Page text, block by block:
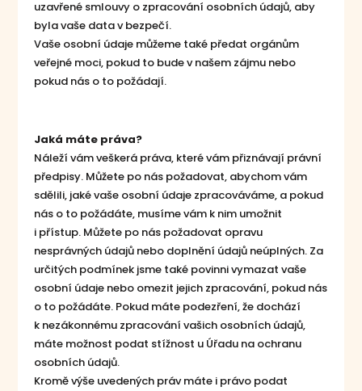
uzavřené smlouvy o zpracování osobních údajů, aby
byla vaše data v bezpečí.
Vaše osobní údaje můžeme také předat orgánům
veřejné moci, pokud to bude v našem zájmu nebo
pokud nás o to požádají.
Jaká máte práva?
Náleží vám veškerá práva, které vám přiznávají právní
předpisy. Můžete po nás požadovat, abychom vám
sdělili, jaké vaše osobní údaje zpracováváme, a pokud
nás o to požádáte, musíme vám k nim umožnit
i přístup. Můžete po nás požadovat opravu
nesprávných údajů nebo doplnění údajů neúplných. Za
určitých podmínek jsme také povinni vymazat vaše
osobní údaje nebo omezit jejich zpracování, pokud nás
o to požádáte. Pokud máte podezření, že dochází
k nezákonnému zpracování vašich osobních údajů,
máte možnost podat stížnost u Úřadu na ochranu
osobních údajů.
Kromě výše uvedených práv máte i právo podat